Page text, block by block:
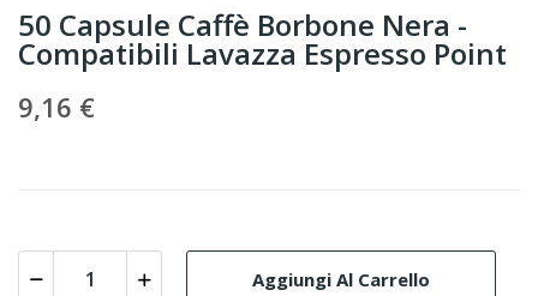
50 Capsule Caffè Borbone Nera -
Compatibili Lavazza Espresso Point
9,16 €
Aggiungi Al Carrello